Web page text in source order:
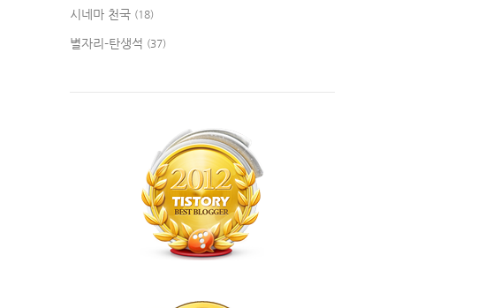
시네마 천국 (18)
별자리-탄생석 (37)